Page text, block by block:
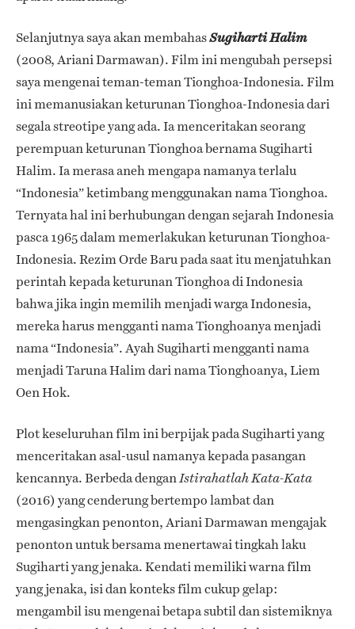
Selanjutnya saya akan membahasSugiharti Halim
(2008, Ariani Darmawan). Film ini mengubah persepsi
saya mengenai teman-teman Tionghoa-Indonesia. Film
ini memanusiakan keturunan Tionghoa-Indonesia dari
segala streotipe yang ada. Ia menceritakan seorang
perempuan keturunan Tionghoa bernama Sugiharti
Halim. Ia merasa aneh mengapa namanya terlalu
“Indonesia” ketimbang menggunakan nama Tionghoa.
Ternyata hal ini berhubungan dengan sejarah Indonesia
pasca 1965 dalam memerlakukan keturunan Tionghoa-
Indonesia. Rezim Orde Baru pada saat itu menjatuhkan
perintah kepada keturunan Tionghoa di Indonesia
bahwa jika ingin memilih menjadi warga Indonesia,
mereka harus mengganti nama Tionghoanya menjadi
nama “Indonesia”. Ayah Sugiharti mengganti nama
menjadi Taruna Halim dari nama Tionghoanya, Liem
Oen Hok.
Plot keseluruhan film ini berpijak pada Sugiharti yang
menceritakan asal-usul namanya kepada pasangan
kencannya. Berbeda denganIstirahatlah Kata-Kata
(2016) yang cenderung bertempo lambat dan
mengasingkan penonton, Ariani Darmawan mengajak
penonton untuk bersama menertawai tingkah laku
Sugiharti yang jenaka. Kendati memiliki warna film
yang jenaka, isi dan konteks film cukup gelap:
mengambil isu mengenai betapa subtil dan sistemiknya